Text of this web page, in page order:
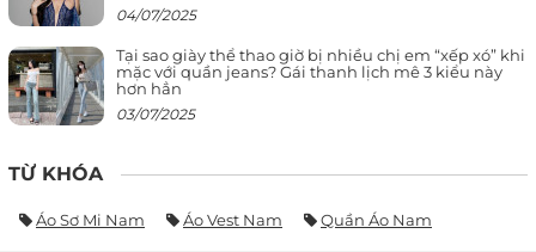
04/07/2025
Tại sao giày thể thao giờ bị nhiều chị em “xếp xó” khi
mặc với quần jeans? Gái thanh lịch mê 3 kiểu này
hơn hẳn
03/07/2025
TỪ KHÓA
Áo Sơ Mi Nam Áo Vest Nam Quần Áo Nam